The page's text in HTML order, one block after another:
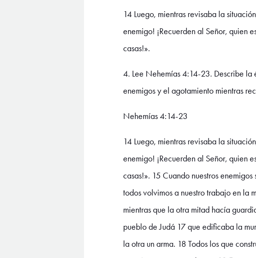
14 Luego, mientras revisaba la
enemigo! ¡Recuerden al Señor, quien
casas!».
4. Lee Nehemías 4:14-23. Describe la
enemigos y el agotamiento mientras
Nehemías 4:14-23
14 Luego, mientras revisaba la
enemigo! ¡Recuerden al Señor, quien
casas!». 15 Cuando nuestros
todos volvimos a nuestro trabajo en la
mientras que la otra mitad hacía
pueblo de Judá 17 que edificaba la
la otra un arma. 18 Todos los que